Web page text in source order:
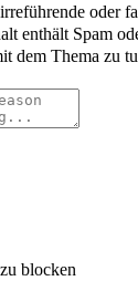
oder
enthält Spam
dem Thema zu
blocken